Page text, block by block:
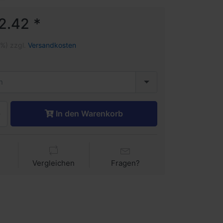
*
Versandkosten
In den Warenkorb
Vergleichen Fragen?